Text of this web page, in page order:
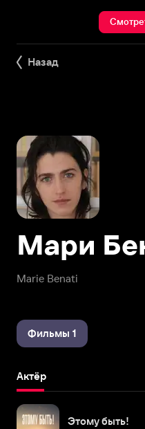
Назад
Marie Benati
Мари
Фильмы 1
Актёр
Этому быть!